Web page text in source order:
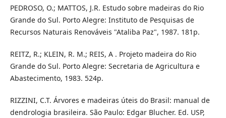
PEDROSO, O.; MATTOS, J.R. Estudo sobre madeiras do Rio
Grande do Sul. Porto Alegre: Instituto de Pesquisas de
Recursos Naturais Renováveis "Ataliba Paz", 1987. 181p.
REITZ, R.; KLEIN, R. M.; REIS, A . Projeto madeira do Rio
Grande do Sul. Porto Alegre: Secretaria de Agricultura e
Abastecimento, 1983. 524p.
RIZZINI, C.T. Árvores e madeiras úteis do Brasil: manual de
dendrologia brasileira. São Paulo: Edgar Blucher. Ed. USP,